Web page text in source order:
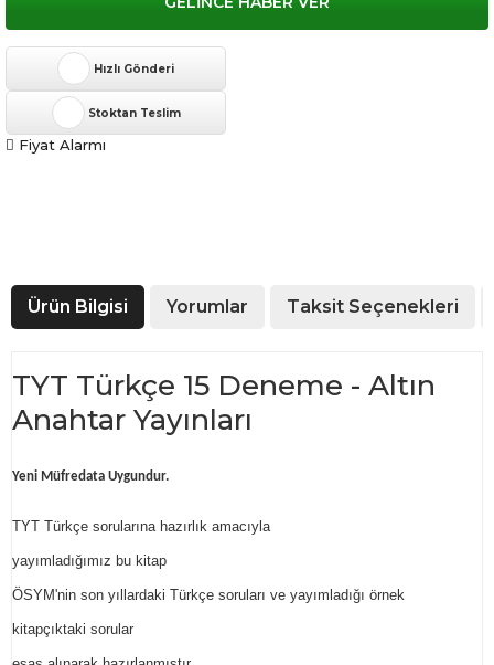
Hızlı Gönderi
Stoktan Teslim
Fiyat Alarmı
Ürün Bilgisi Yorumlar Taksit Seçenekleri
TYT Türkçe 15 Deneme - Altın
Anahtar Yayınları
Yeni Müfredata Uygundur.
TYT Türkçe sorularına hazırlık amacıyla
yayımladığımız bu kitap
ÖSYM'nin son yıllardaki Türkçe soruları ve yayımladığı örnek
kitapçıktaki sorular